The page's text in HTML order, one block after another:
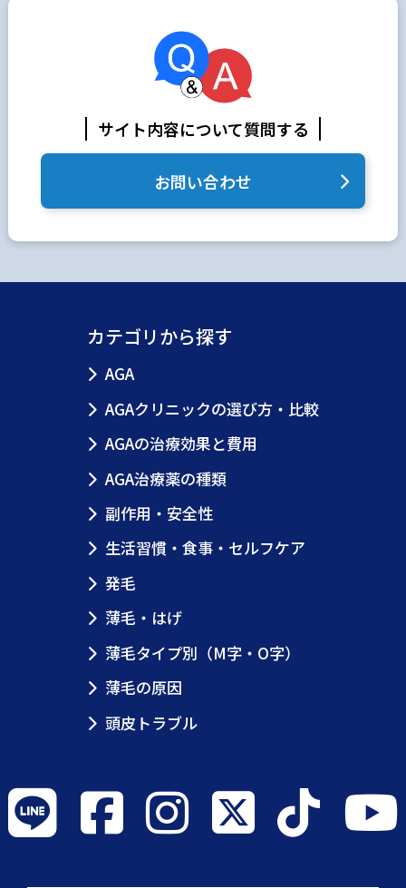
サイト内容について質問する
お問い合わせ
カテゴリから探す
AGA
AGAクリニックの選び方・比較
AGAの治療効果と費用
AGA治療薬の種類
副作用・安全性
生活習慣・食事・セルフケア
発毛
薄毛・はげ
薄毛タイプ別（M字・O字）
薄毛の原因
頭皮トラブル